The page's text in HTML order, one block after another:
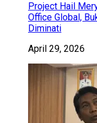
Project Hail
Office Global,
Diminati
April 29, 2026